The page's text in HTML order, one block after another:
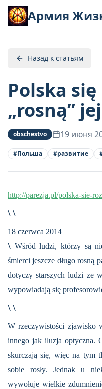
Армия
Назад к статьям
Polska
„rosną”
obschestvo 19 июня
#Польша #развитие
http://parezja.pl/polska-sie-
\ \
18 czerwca 2014
\ Wśród ludzi, którzy są
śmierci jeszcze długo rosną
dotyczy starszych ludzi ze
wypowiadają się
\ \
W rzeczywistości zjawisko
innego jak iluzja optyczna.
skurczają się, więc na tym
sobie rosły. Jednak u
wywołuje wielkie